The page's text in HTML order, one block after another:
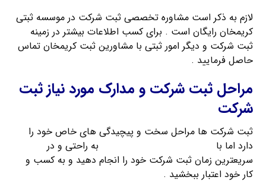
لازم به ذکر است مشاوره تخصصی ثبت شرکت در موسسه ثبتی
کریمخان رایگان است . برای کسب اطلاعات بیشتر در زمینه
ثبت شرکت و دیگر امور ثبتی با مشاورین ثبت کریمخان تماس
حاصل فرمایید .
مراحل ثبت شرکت و مدارک مورد نیاز ثبت
شرکت
ثبت شرکت ها مراحل سخت و پیچیدگی های خاص خود را
دارد اما با
به راحتی و در
سریعترین زمان ثبت شرکت خود را انجام دهید و به کسب و
کار خود اعتبار ببخشید .